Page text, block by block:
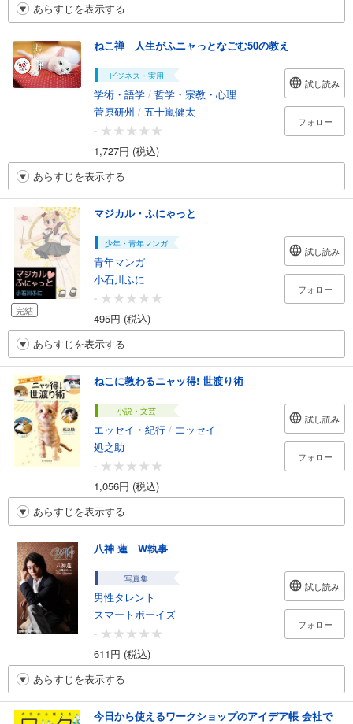
あらすじを表示する
ねこ禅 人生がふニャっとなごむ50の教え
ビジネス・実用
学術・語学 / 哲学・宗教・心理
菅原研州 / 五十嵐健太
-
1,727円 (税込)
試し読み
フォロー
あらすじを表示する
完結
マジカル・ふにゃっと
少年・青年マンガ
青年マンガ
小石川ふに
-
495円 (税込)
試し読み
フォロー
あらすじを表示する
ねこに教わるニャッ得! 世渡り術
小説・文芸
エッセイ・紀行 / エッセイ
処之助
-
1,056円 (税込)
試し読み
フォロー
あらすじを表示する
八神 蓮 W執事
写真集
男性タレント
スマートボーイズ
-
611円 (税込)
試し読み
フォロー
あらすじを表示する
今日から使えるワークショップのアイデア帳 会社で